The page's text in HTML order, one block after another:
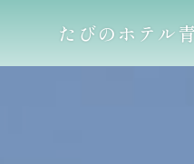
たびのホテル